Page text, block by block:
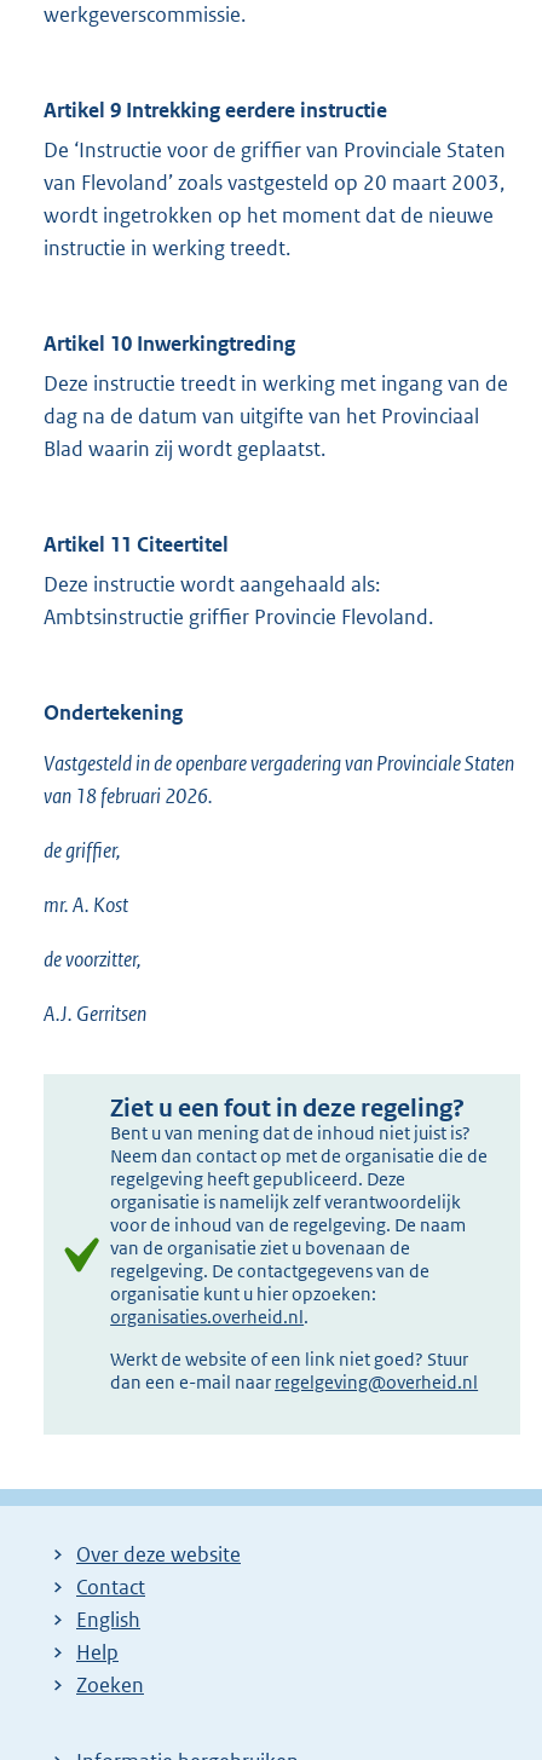
werkgeverscommissie.
Artikel 9 Intrekking eerdere instructie
De ‘Instructie voor de griffier van Provinciale Staten
van Flevoland’ zoals vastgesteld op 20 maart 2003,
wordt ingetrokken op het moment dat de nieuwe
instructie in werking treedt.
Artikel 10 Inwerkingtreding
Deze instructie treedt in werking met ingang van de
dag na de datum van uitgifte van het Provinciaal
Blad waarin zij wordt geplaatst.
Artikel 11 Citeertitel
Deze instructie wordt aangehaald als:
Ambtsinstructie griffier Provincie Flevoland.
Ondertekening
Vastgesteld in de openbare vergadering van Provinciale Staten
van 18 februari 2026.
de griffier,
mr. A. Kost
de voorzitter,
A.J. Gerritsen
Ziet u een fout in deze regeling?
Bent u van mening dat de inhoud niet juist is?
Neem dan contact op met de organisatie die de
regelgeving heeft gepubliceerd. Deze
organisatie is namelijk zelf verantwoordelijk
voor de inhoud van de regelgeving. De naam
van de organisatie ziet u bovenaan de
regelgeving. De contactgegevens van de
organisatie kunt u hier opzoeken:
organisaties.overheid.nl.
Werkt de website of een link niet goed? Stuur
dan een e-mail naar regelgeving@overheid.nl
Over deze website
Contact
English
Help
Zoeken